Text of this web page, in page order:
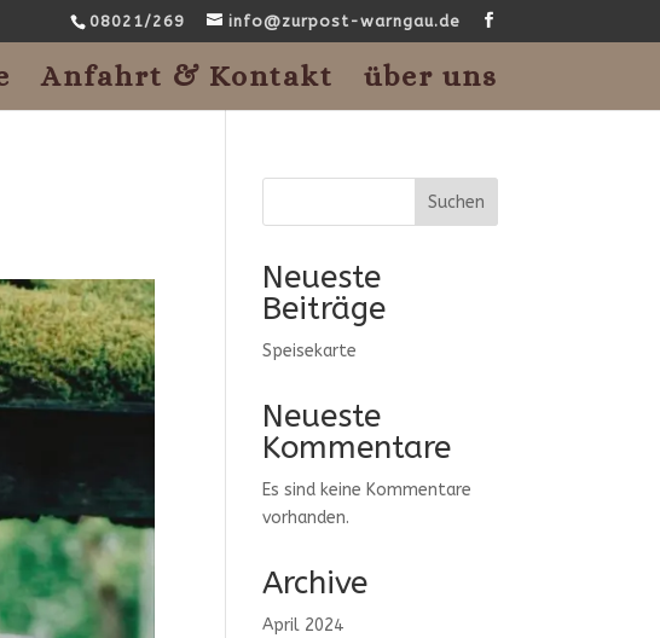
08021/269 info@zurpost-warngau.de
Anfahrt & Kontakt über uns
Suchen
Neueste
Beiträge
Speisekarte
Neueste
Kommentare
Es sind keine Kommentare
vorhanden.
Archive
April 2024